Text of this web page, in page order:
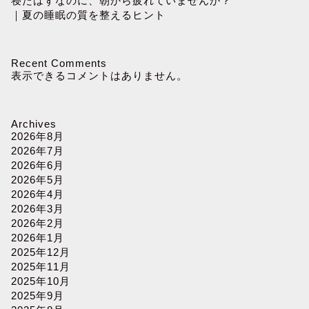
｜夏の睡眠の質を整えるヒント
Recent Comments
表示できるコメントはありません。
Archives
2026年8月
2026年7月
2026年6月
2026年5月
2026年4月
2026年3月
2026年2月
2026年1月
2025年12月
2025年11月
2025年10月
2025年9月